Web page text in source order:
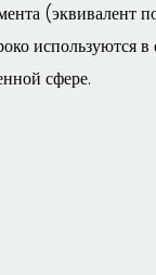
(эквивалент
используются
сфере.